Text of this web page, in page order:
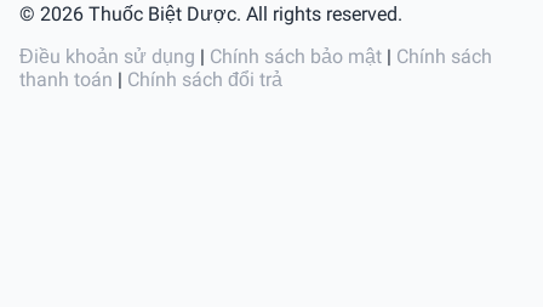
© 2026 Thuốc Biệt Dược. All rights reserved.
Điều khoản sử dụng | Chính sách bảo mật | Chính sách
thanh toán | Chính sách đổi trả